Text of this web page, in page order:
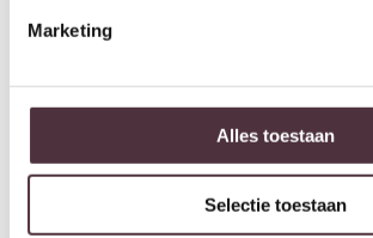
Selectie toestaan